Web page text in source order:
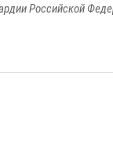
Российской